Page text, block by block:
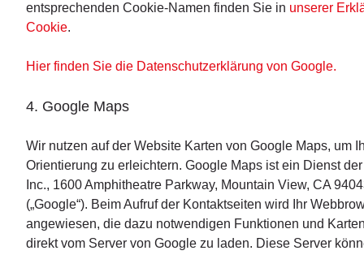
entsprechenden Cookie-Namen finden Sie in unserer
Cookie.
Hier finden Sie die Datenschutzerklärung von Google.
4. Google Maps
Wir nutzen auf der Website Karten von Google Maps, um
Orientierung zu erleichtern. Google Maps ist ein Dienst
Inc., 1600 Amphitheatre Parkway, Mountain View, CA
(„Google“). Beim Aufruf der Kontaktseiten wird Ihr
angewiesen, die dazu notwendigen Funktionen und
direkt vom Server von Google zu laden. Diese Server